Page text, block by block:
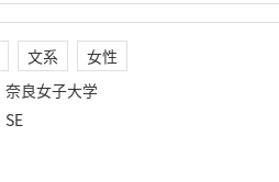
文系
女性
奈良女子大学
SE